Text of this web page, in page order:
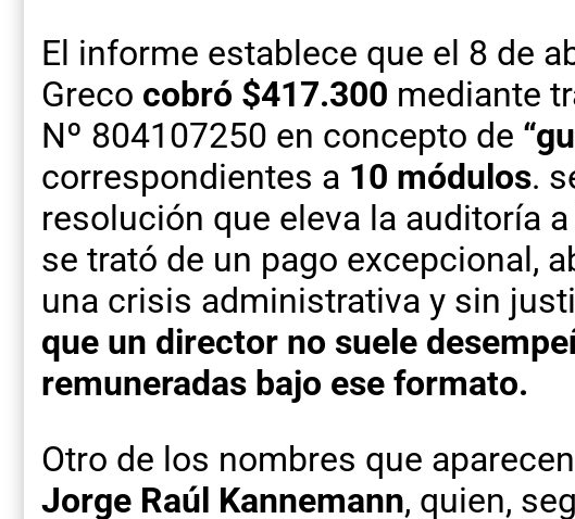
El informe establece que el 8 de
Greco cobró $417.300 mediante
Nº 804107250 en concepto de
correspondientes a 10 módulos.
resolución que eleva la auditoría
se trató de un pago excepcional,
una crisis administrativa y sin
que un director no suele
remuneradas bajo ese formato.
Otro de los nombres que
Jorge Raúl Kannemann, quien,